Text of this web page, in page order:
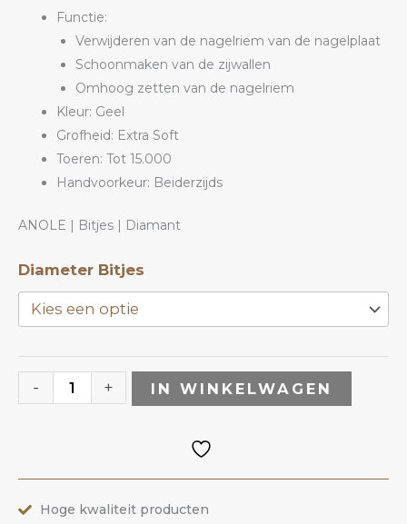
Functie:
Verwijderen van de nagelriem van de nagelplaat
Schoonmaken van de zijwallen
Omhoog zetten van de nagelriem
Kleur: Geel
Grofheid: Extra Soft
Toeren: Tot 15.000
Handvoorkeur: Beiderzijds
ANOLE | Bitjes | Diamant
Diameter Bitjes
-
Diamant
Bitje
DPY
ANOLE
aantal
+ IN WINKELWAGEN
Hoge kwaliteit producten